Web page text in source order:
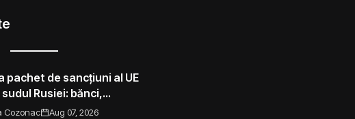
pachet de sancțiuni al UE
Rusiei: bănci,
și flota din umbră
Cozonac Aug 07, 2026